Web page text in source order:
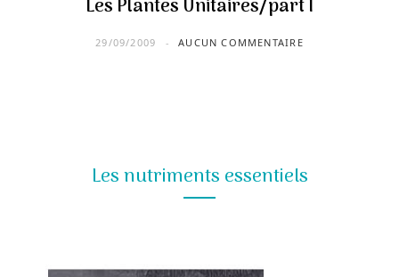
Les Plantes Unitaires/part I
29/09/2009 AUCUN COMMENTAIRE
Les nutriments essentiels